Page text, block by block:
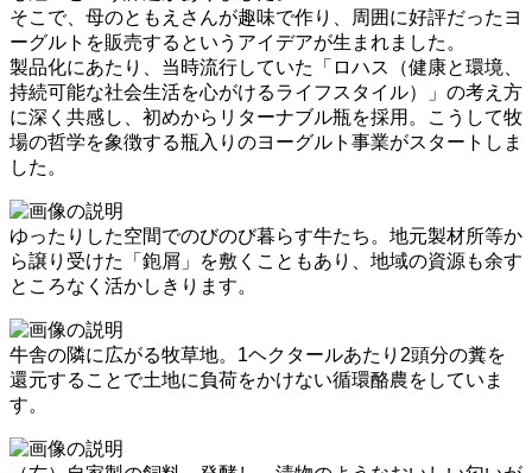
そこで、母のともえさんが趣味で作り、周囲に好評だったヨ
ーグルトを販売するというアイデアが生まれました。
製品化にあたり、当時流行していた「ロハス（健康と環境、
持続可能な社会生活を心がけるライフスタイル）」の考え方
に深く共感し、初めからリターナブル瓶を採用。こうして牧
場の哲学を象徴する瓶入りのヨーグルト事業がスタートしま
した。
ゆったりした空間でのびのび暮らす牛たち。地元製材所等か
ら譲り受けた「鉋屑」を敷くこともあり、地域の資源も余す
ところなく活かしきります。
牛舎の隣に広がる牧草地。1ヘクタールあたり2頭分の糞を
還元することで土地に負荷をかけない循環酪農をしていま
す。